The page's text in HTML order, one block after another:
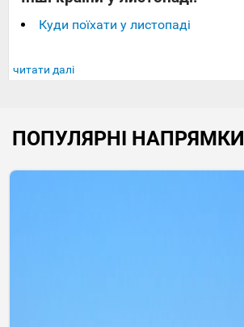
Куди поїхати у листопаді
читати далі
ПОПУЛЯРНІ НАПРЯМКИ